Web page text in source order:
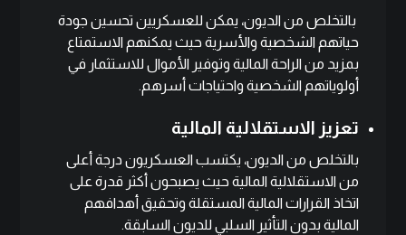
بالتخلص من الديون، يمكن للعسكريين تحسين جودة
حياتهم الشخصية والأسرية حيث يمكنهم الاستمتاع
بمزيد من الراحة المالية وتوفير الأموال للاستثمار في
أولوياتهم الشخصية واحتياجات أسرهم.
تعزيز الاستقلالية المالية
بالتخلص من الديون، يكتسب العسكريون درجة أعلى
من الاستقلالية المالية حيث يصبحون أكثر قدرة على
اتخاذ القرارات المالية المستقلة وتحقيق أهدافهم
المالية بدون التأثير السلبي للديون السابقة.